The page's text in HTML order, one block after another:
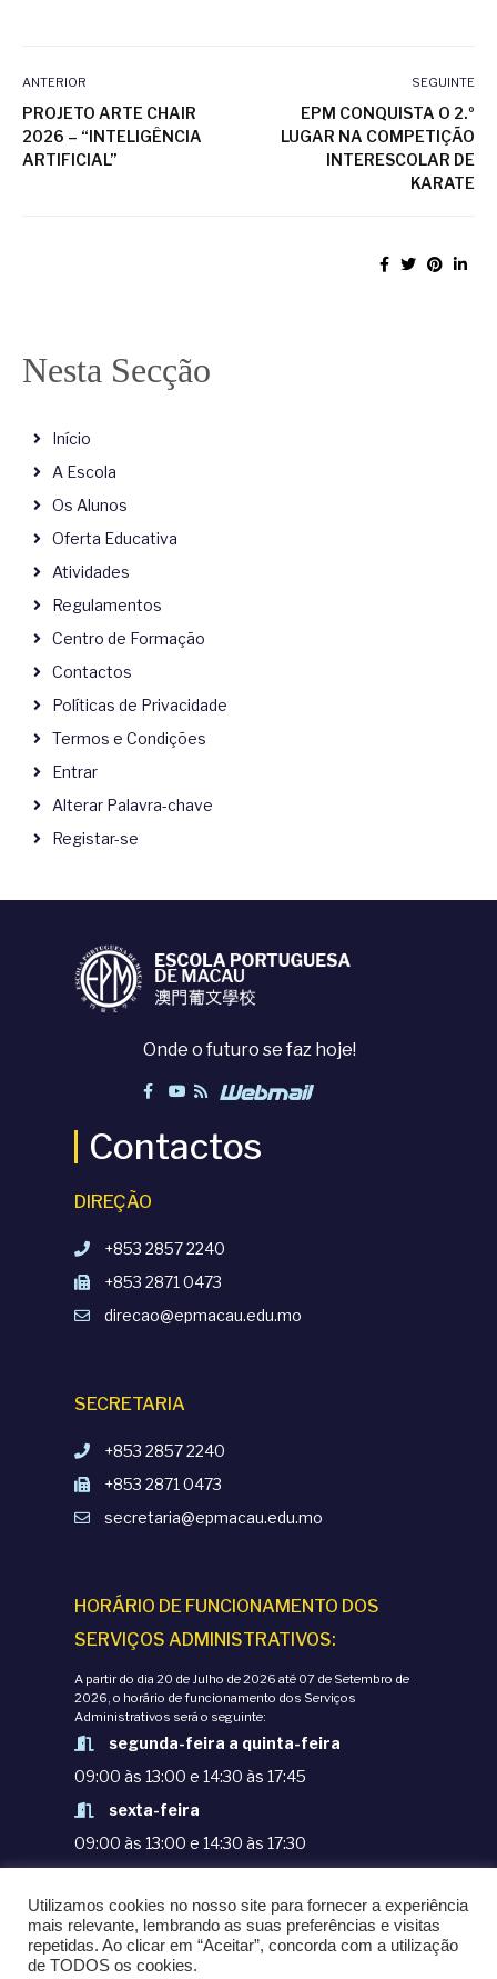
ANTERIOR
PROJETO ARTE CHAIR
2026 – “INTELIGÊNCIA
ARTIFICIAL”
SEGUINTE
EPM CONQUISTA O 2.º
LUGAR NA COMPETIÇÃO
INTERESCOLAR DE
KARATE
Nesta Secção
Início
A Escola
Os Alunos
Oferta Educativa
Atividades
Regulamentos
Centro de Formação
Contactos
Políticas de Privacidade
Termos e Condições
Entrar
Alterar Palavra-chave
Registar-se
Onde o futuro se faz hoje!
Contactos
DIREÇÃO
+853 2857 2240
+853 2871 0473
direcao@epmacau.edu.mo
SECRETARIA
+853 2857 2240
+853 2871 0473
secretaria@epmacau.edu.mo
HORÁRIO DE FUNCIONAMENTO DOS
SERVIÇOS ADMINISTRATIVOS:
A partir do dia 20 de Julho de 2026 até 07 de Setembro de
2026, o horário de funcionamento dos Serviços
Administrativos será o seguinte:
segunda-feira a quinta-feira
09:00 às 13:00 e 14:30 às 17:45
sexta-feira
09:00 às 13:00 e 14:30 às 17:30
POLÍTICAS DE PRIVACIDADE
© COPYRIGHT 1998-2020. EPM - ESCOLA
PORTUGUESA DE MACAU
Utilizamos cookies no nosso site para fornecer a experiência
mais relevante, lembrando as suas preferências e visitas
repetidas. Ao clicar em “Aceitar”, concorda com a utilização
de TODOS os cookies.